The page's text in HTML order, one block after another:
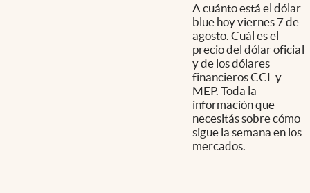
A cuánto está el dólar
blue hoy viernes 7 de
agosto. Cuál es el
precio del dólar oficial
y de los dólares
financieros CCL y
MEP. Toda la
información que
necesitás sobre cómo
sigue la semana en los
mercados.